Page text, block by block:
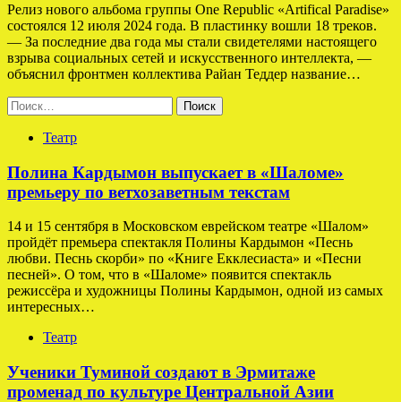
Релиз нового альбома группы One Republic «Artifical Paradise»
состоялся 12 июля 2024 года. В пластинку вошли 18 треков.
— За последние два года мы стали свидетелями настоящего
взрыва социальных сетей и искусственного интеллекта, —
объяснил фронтмен коллектива Райан Теддер название…
Найти:
Театр
Полина Кардымон выпускает в «Шаломе»
премьеру по ветхозаветным текстам
14 и 15 сентября в Московском еврейском театре «Шалом»
пройдёт премьера спектакля Полины Кардымон «Песнь
любви. Песнь скорби» по «Книге Екклесиаста» и «Песни
песней». О том, что в «Шаломе» появится спектакль
режиссёра и художницы Полины Кардымон, одной из самых
интересных…
Театр
Ученики Туминой создают в Эрмитаже
променад по культуре Центральной Азии